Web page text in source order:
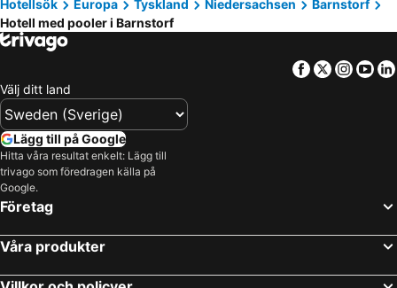
Preußisch Oldendorf, hotels with pools
Weyhe, hotels with pools
Lastrup, hotels with pools
Hüde, hotels with pools
Bruchhausen-Vilsen, hotels with pools
Petershagen, hotels with pools
Neuenkirchen-Vörden, hotels with pools
Lübbecke, hotels with pools
Kirchdorf, hotels with pools
Cloppenburg, hotels with pools
Sudwalde, hotels with pools
Borstel, hotels with pools
Hotellsök Europa Tyskland Niedersachsen
Barnstorf
Hotell med pooler i Barnstorf
Facebook
Twitter
Välj ditt land
Lägg till på Google
Hitta våra resultat enkelt: Lägg till
trivago som föredragen källa på
Google.
Företag
Våra produkter